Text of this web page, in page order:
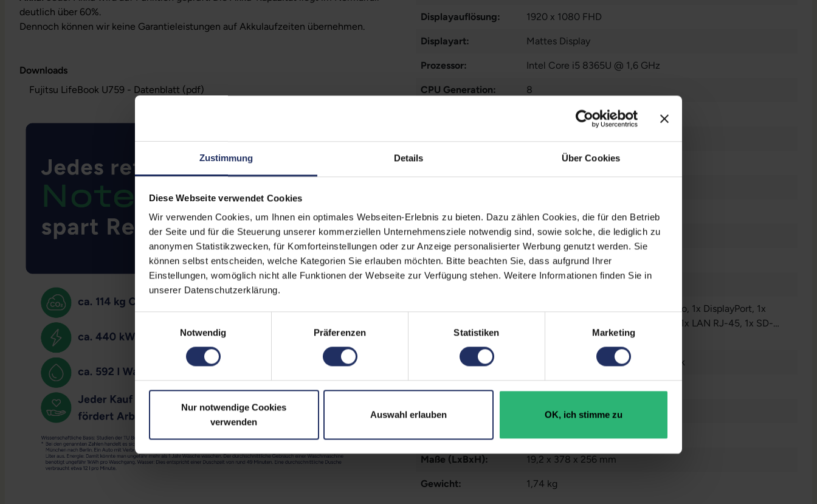
Zustimmung Details Über Cookies
Diese Webseite verwendet Cookies
Wir verwenden Cookies, um Ihnen ein optimales Webseiten-Erlebnis zu bieten. Dazu zählen Cookies, die für den Betrieb
der Seite und für die Steuerung unserer kommerziellen Unternehmensziele notwendig sind, sowie solche, die lediglich zu
anonymen Statistikzwecken, für Komforteinstellungen oder zur Anzeige personalisierter Werbung genutzt werden. Sie
können selbst entscheiden, welche Kategorien Sie erlauben möchten. Bitte beachten Sie, dass aufgrund Ihrer
Einstellungen, womöglich nicht alle Funktionen der Webseite zur Verfügung stehen. Weitere Informationen finden Sie in
unserer Datenschutzerklärung.
Notwendig
Präferenzen Statistiken Marketing
Nur notwendige Cookies
verwenden
Auswahl erlauben OK, ich stimme zu
deutlich über 60%.
Dennoch können wir keine Garantieleistungen auf Akkulaufzeiten übernehmen.
Downloads
Fujitsu LifeBook U759 - Datenblatt (pdf)
Displayauflösung: 1920 x 1080 FHD
Displayart: Mattes Display
Prozessor: Intel Core i5 8365U @ 1,6 GHz
CPU Generation: 8
Datenspeicher: 250 GB SSD
Arbeitsspeicher: 8 GB DDR4
LTE: Nein
Fingerprintreader: Nein
Tastaturbeleuchtung: Nein
Betriebssystem:
Schnittstellen: 1x Audio / Mikrofon - 3.5 mm Combo, 1x DisplayPort, 1x
, 1x LAN RJ-45, 1x SD-
, 1x Thunderbolt
Tastaturlayout: Deutsch (QWERTZ) mit Ziffernblock
Partnerprogramm:
Maße (LxBxH): 19,2 x 378 x 256 mm
Gewicht: 1,74 kg